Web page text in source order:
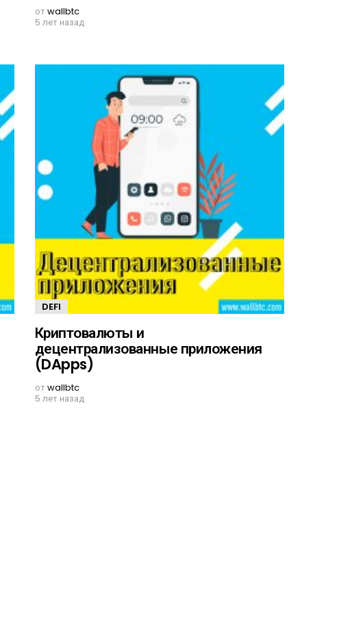
отwallbtc
5 лет назад
DEFI
Криптовалюты и
децентрализованные приложения
(DApps)
отwallbtc
5 лет назад